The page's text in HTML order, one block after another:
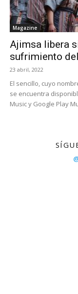
Magazine
Ajimsa libera
sufrimiento
23 abril, 2022
El sencillo, cuyo
se encuentra
Music y Google Play